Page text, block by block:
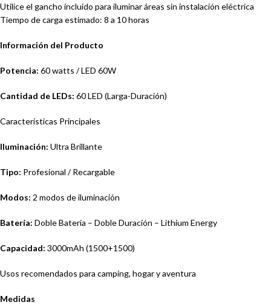
Utilice el gancho incluido para iluminar áreas sin instalación eléctrica
Tiempo de carga estimado: 8 a 10 horas
Información del Producto
Potencia: 60 watts / LED 60W
Cantidad de LEDs: 60 LED (Larga-Duración)
Características Principales
Iluminación: Ultra Brillante
Tipo: Profesional / Recargable
Modos: 2 modos de iluminación
Batería: Doble Batería – Doble Duración – Lithium Energy
Capacidad: 3000mAh (1500+1500)
Usos recomendados para camping, hogar y aventura
Medidas